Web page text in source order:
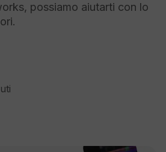
possiamo aiutarti con lo